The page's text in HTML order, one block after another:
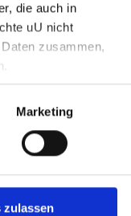
die auch in
uU nicht
zusammen,
Marketing
zulassen